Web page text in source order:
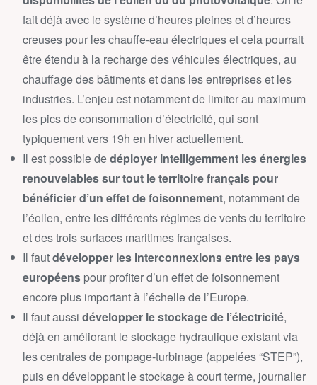
fait déjà avec le système d’heures pleines et d’heures
creuses pour les chauffe-eau électriques et cela pourrait
être étendu à la recharge des véhicules électriques, au
chauffage des bâtiments et dans les entreprises et les
industries. L’enjeu est notamment de limiter au maximum
les pics de consommation d’électricité, qui sont
typiquement vers 19h en hiver actuellement.
Il est possible dedéployer intelligemment les énergies
renouvelables sur tout le territoire français pour
bénéficier d’un effet de foisonnement, notamment de
l’éolien, entre les différents régimes de vents du territoire
et des trois surfaces maritimes françaises.
Il fautdévelopper les interconnexions entre les pays
européens pour profiter d’un effet de foisonnement
encore plus important à l’échelle de l’Europe.
Il faut aussi développer le stockage de l’électricité,
déjà en améliorant le stockage hydraulique existant via
les centrales de pompage-turbinage (appelées “STEP”),
puis en développant le stockage à court terme, journalier